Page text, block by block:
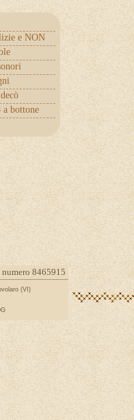
e NON
a bottone
8465915
(VI)